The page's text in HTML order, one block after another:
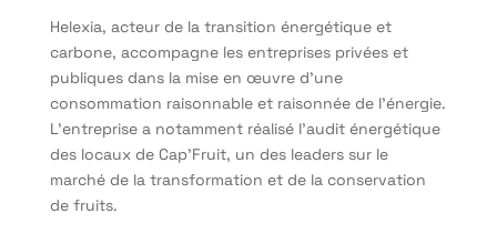
Helexia, acteur de la transition énergétique et
carbone, accompagne les entreprises privées et
publiques dans la mise en œuvre d’une
consommation raisonnable et raisonnée de l’énergie.
L’entreprise a notamment réalisé l’audit énergétique
des locaux de Cap’Fruit, un des leaders sur le
marché de la transformation et de la conservation
de fruits.